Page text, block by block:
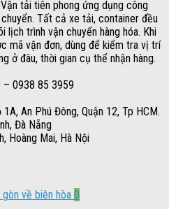
tải tiên phong ứng dụng công
Tất cả xe tải, container đều
trình vận chuyển hàng hóa. Khi
mã vận đơn, dùng để kiểm tra vị trí
ở đâu, thời gian cụ thể nhận hàng.
– 0938 85 3959
An Phú Đông, Quận 12, Tp HCM.
Đà Nẵng
Hoàng Mai, Hà Nội
0